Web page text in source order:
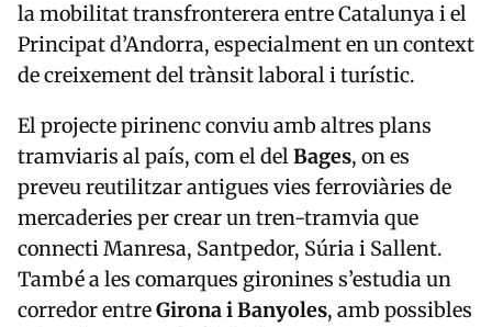
la mobilitat transfronterera entre Catalunya i el
Principat d’Andorra, especialment en un context
de creixement del trànsit laboral i turístic.
El projecte pirinenc conviu amb altres plans
tramviaris al país, com el delBages, on es
preveu reutilitzar antigues vies ferroviàries de
mercaderies per crear un tren-tramvia que
connecti Manresa, Santpedor, Súria i Sallent.
També a les comarques gironines s’estudia un
corredor entreGirona i Banyoles, amb possibles